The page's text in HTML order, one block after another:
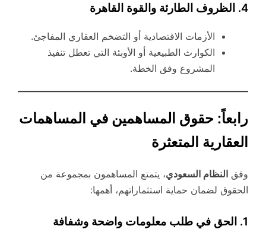
4. الظروف الطارئة والقوة القاهرة
الأزمات الاقتصادية أو التضخم العقاري المفاجئ.
الكوارث الطبيعية أو الأوبئة التي تعطل تنفيذ
المشروع وفق الخطة.
رابعاً: حقوق المساهمين في المساهمات
العقارية المتعثرة
وفق النظام السعودي، يتمتع المساهمون بمجموعة من
الحقوق لضمان حماية استثماراتهم، أهمها:
1. الحق في طلب معلومات واضحة وشفافة